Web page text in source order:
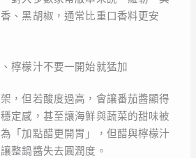
、黑胡椒，通常比重口香料更安
檸檬汁不要一開始就猛加
，但若酸度過高，會讓番茄醬顯得
定感，甚至讓海鮮與蔬菜的甜味被
「加點醋更開胃」，但醋與檸檬汁
整鍋醬失去圓潤度。